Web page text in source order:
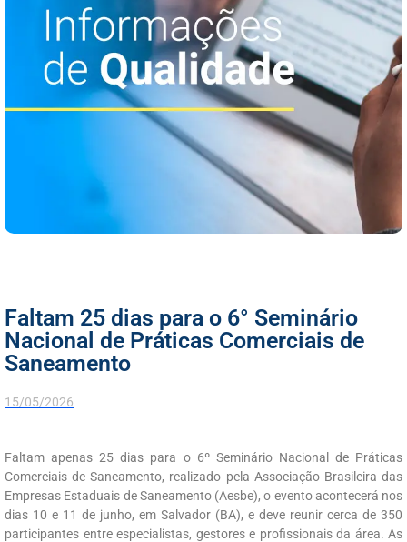
Faltam 25 dias para o 6° Seminário
Nacional de Práticas Comerciais de
Saneamento
15/05/2026
Faltam apenas 25 dias para o 6º Seminário Nacional de Práticas
Comerciais de Saneamento, realizado pela Associação Brasileira das
Empresas Estaduais de Saneamento (Aesbe), o evento acontecerá nos
dias 10 e 11 de junho, em Salvador (BA), e deve reunir cerca de 350
participantes entre especialistas, gestores e profissionais da área. As